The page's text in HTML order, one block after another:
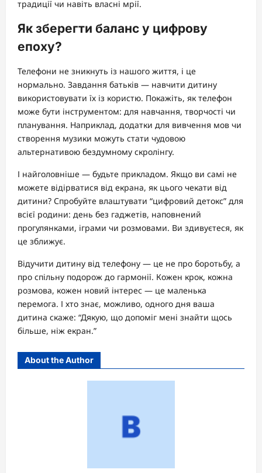
традиції чи навіть власні мрії.
Як зберегти баланс у цифрову
епоху?
Телефони не зникнуть із нашого життя, і це
нормально. Завдання батьків — навчити дитину
використовувати їх із користю. Покажіть, як телефон
може бути інструментом: для навчання, творчості чи
планування. Наприклад, додатки для вивчення мов чи
створення музики можуть стати чудовою
альтернативою бездумному скролінгу.
І найголовніше — будьте прикладом. Якщо ви самі не
можете відірватися від екрана, як цього чекати від
дитини? Спробуйте влаштувати “цифровий детокс” для
всієї родини: день без гаджетів, наповнений
прогулянками, іграми чи розмовами. Ви здивуєтеся, як
це зближує.
Відучити дитину від телефону — це не про боротьбу, а
про спільну подорож до гармонії. Кожен крок, кожна
розмова, кожен новий інтерес — це маленька
перемога. І хто знає, можливо, одного дня ваша
дитина скаже: “Дякую, що допоміг мені знайти щось
більше, ніж екран.”
About the Author